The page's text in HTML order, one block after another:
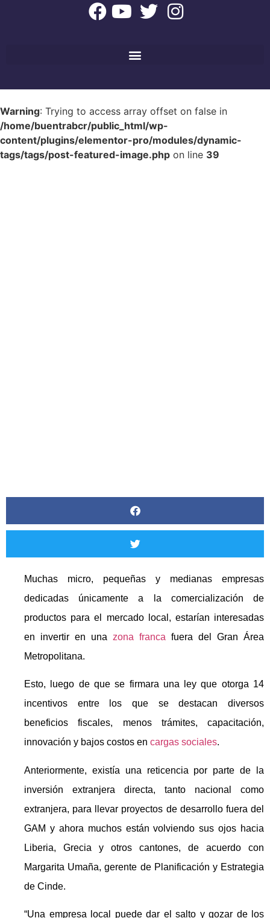
Warning: Trying to access array offset on false in
/home/buentrabcr/public_html/wp-
content/plugins/elementor-pro/modules/dynamic-
tags/tags/post-featured-image.php on line 39
Muchas micro, pequeñas y medianas empresas
dedicadas únicamente a la comercialización de
productos para el mercado local, estarían interesadas
en invertir en una zona franca fuera del Gran Área
Metropolitana.
Esto, luego de que se firmara una ley que otorga 14
incentivos entre los que se destacan diversos
beneficios fiscales, menos trámites, capacitación,
innovación y bajos costos en cargas sociales.
Anteriormente, existía una reticencia por parte de la
inversión extranjera directa, tanto nacional como
extranjera, para llevar proyectos de desarrollo fuera del
GAM y ahora muchos están volviendo sus ojos hacia
Liberia, Grecia y otros cantones, de acuerdo con
Margarita Umaña, gerente de Planificación y Estrategia
de Cinde.
“Una empresa local puede dar el salto y gozar de los